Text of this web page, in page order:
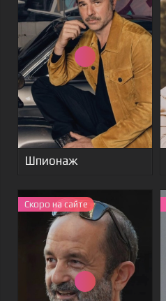
Шпионаж
Скоро на сайте